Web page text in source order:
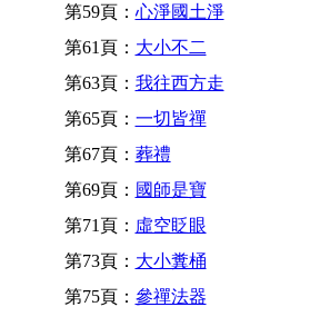
第59頁： 心淨國土淨
第61頁： 大小不二
第63頁： 我往西方走
第65頁： 一切皆禪
第67頁： 葬禮
第69頁： 國師是寶
第71頁： 虛空眨眼
第73頁： 大小糞桶
第75頁： 參禪法器